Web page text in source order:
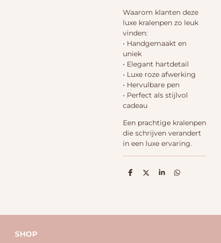
Waarom klanten deze
luxe kralenpen zo leuk
vinden:
• Handgemaakt en
uniek
• Elegant hartdetail
• Luxe roze afwerking
• Hervulbare pen
• Perfect als stijlvol
cadeau
Een prachtige kralenpen
die schrijven verandert
in een luxe ervaring.
D
D
S
D
SHOP